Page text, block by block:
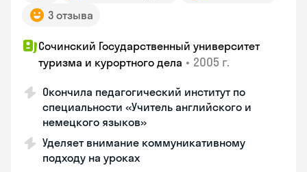
3 отзыва
Сочинский Государственный университет
туризма и курортного дела • 2005 г.
Окончила педагогический институт по
специальности «Учитель английского и
немецкого языков»
Уделяет внимание коммуникативному
подходу на уроках